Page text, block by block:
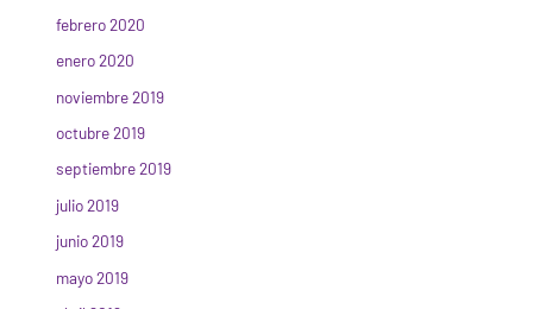
febrero 2020
enero 2020
noviembre 2019
octubre 2019
septiembre 2019
julio 2019
junio 2019
mayo 2019